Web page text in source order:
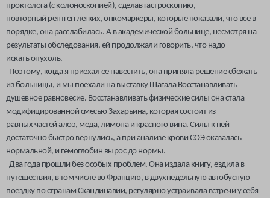
проктолога (с колоноскопией), сделав гастроскопию,
повторный рентген легких, онкомаркеры, которые показали, что все в
порядке, она расслабилась. А в академической больнице, несмотря на
результаты обследования, ей продолжали говорить, что надо
искать опухоль.
Поэтому, когда я приехал ее навестить, она приняла решение сбежать
из больницы, и мы поехали на выставку Шагала Восстанавливать
душевное равновесие. Восстанавливать физические силы она стала
модифицированной смесью Захарьина, которая состоит из
равных частей алоэ, меда, лимона и красного вина. Силы к ней
достаточно быстро вернулись, а при анализе крови СОЭ оказалась
нормальной, и гемоглобин вырос до нормы.
Два года прошли без особых проблем. Она издала книгу, ездила в
путешествия, в том числе во Францию, в двухнедельную автобусную
поездку по странам Скандинавии, регулярно устраивала встречи у себя